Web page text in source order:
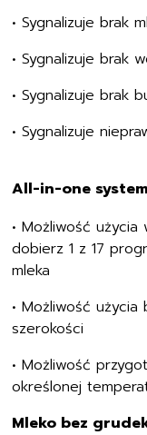
•Sygnalizuje brak
•Sygnalizuje brak
•Sygnalizuje brak
•Sygnalizuje
All-in-one system
•Możliwość użycia
dobierz 1 z 17
mleka
•Możliwość
szerokości
•Możliwość
określonej
Mleko bez